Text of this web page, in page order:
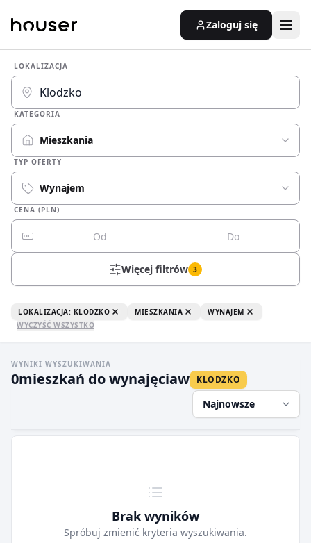
Zaloguj się
LOKALIZACJA
KATEGORIA
Mieszkania
TYP OFERTY
Wynajem
CENA (PLN)
Więcej filtrów 3
LOKALIZACJA: KLODZKO MIESZKANIA
WYNAJEM
WYCZYŚĆ WSZYSTKO
WYNIKI WYSZUKIWANIA
0mieszkań do wynajęciaw KLODZKO
Najnowsze
Brak wyników
Spróbuj zmienić kryteria wyszukiwania.